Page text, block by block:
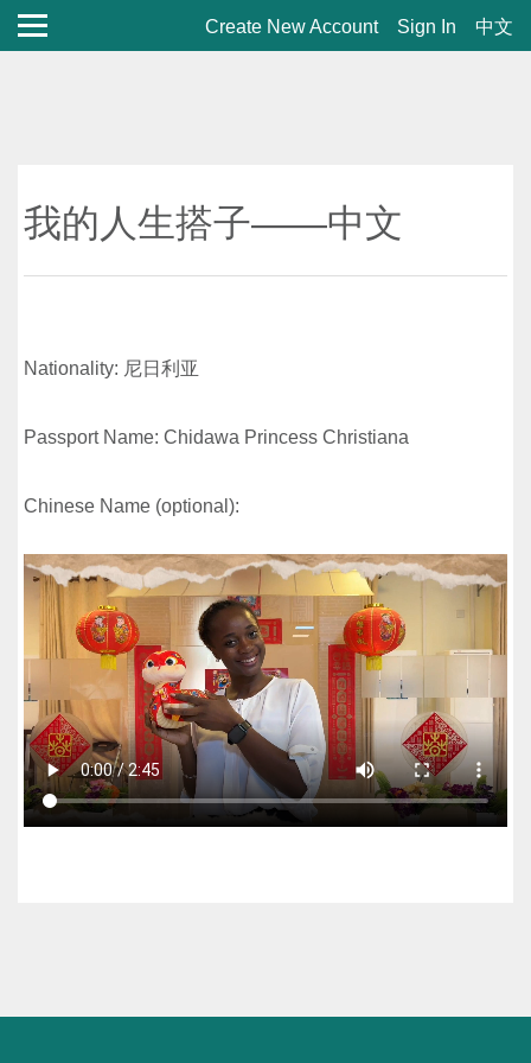
Create New Account Sign In 中文
我的人生搭子——中文
Nationality: 尼日利亚
Passport Name: Chidawa Princess Christiana
Chinese Name (optional):